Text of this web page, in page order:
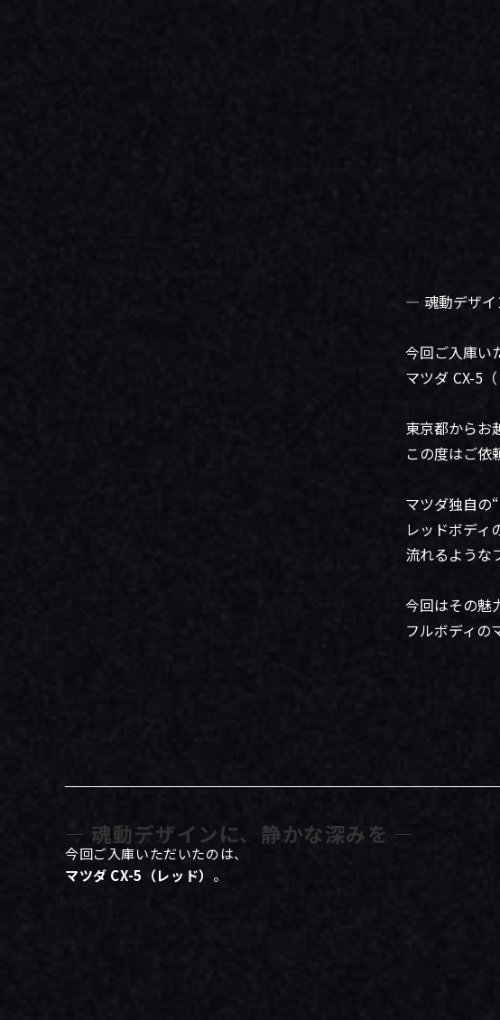
― 魂動デザ
今回ご入庫い
マツダ CX-5（
東京都からお
この度はご依
マツダ独自の
レッドボディ
流れるような
今回はその魅
フルボディの
― 魂動デザインに、静かな深みを ―
今回ご入庫いただいたのは、
マツダ CX-5（レッド） 。